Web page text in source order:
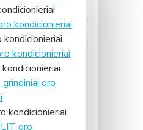
kondicionieriai